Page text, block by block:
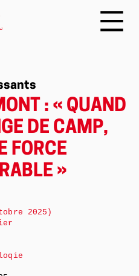
: « QUAND
DE CAMP,
FORCE
»
2025)